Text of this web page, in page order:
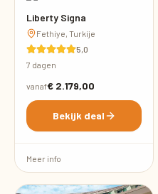
Liberty Signa
Fethiye, Turkije
5,0
7 dagen
vanaf€ 2.179,00
Bekijk deal
Meer info